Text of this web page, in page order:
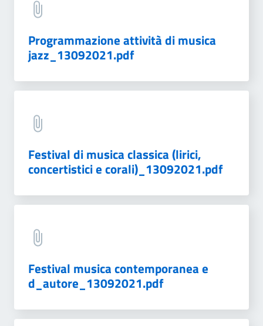
Programmazione attività di musica
jazz_13092021.pdf
Festival di musica classica (lirici,
concertistici e corali)_13092021.pdf
Festival musica contemporanea e
d_autore_13092021.pdf